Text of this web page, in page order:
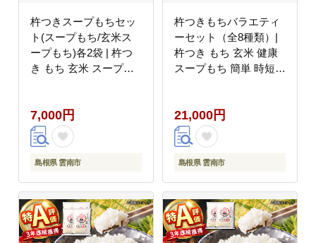
杵つきスープもちセッ
ト(スープもち/玄米ス
ープもち)各2袋 | 杵つ
き もち 玄米 スープも
るさと村 [AIBB029]
7,000円
島根県 雲南市
杵つきもちバラエティ
ーセット（全8種類）|
杵つき もち 玄米 健康
スープもち 簡単 時短
[AIBB030]
21,000円
島根県 雲南市